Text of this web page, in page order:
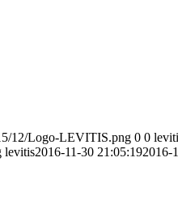
12/Logo-LEVITIS.png 0 0
levitis2016-11-30 21:05:192016-